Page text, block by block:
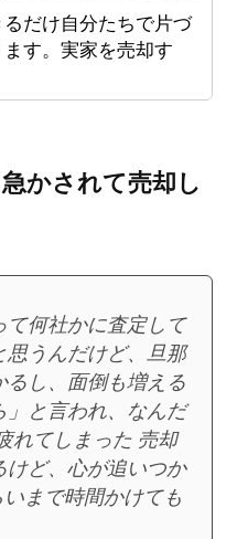
だけ自分たちで片づ
す。実家を売却す
かされて売却し
何社かに査定して
思うんだけど、旦那
し、面倒も増える
と言われ、なんだ
れてしまった 売却
ど、心が追いつか
まで時間かけても